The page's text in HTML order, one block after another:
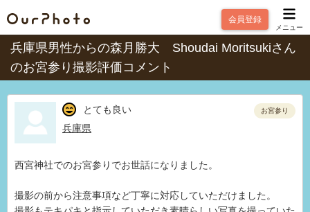
会員登録
メニュー
兵庫県男性からの森月勝大 Shoudai Moritsukiさん
のお宮参り撮影評価コメント
とても良い
兵庫県
お宮参り
西宮神社でのお宮参りでお世話になりました。
撮影の前から注意事項など丁寧に対応していただけました。